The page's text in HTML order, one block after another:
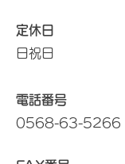
定休日
日祝日
電話番号
0568-63-5266